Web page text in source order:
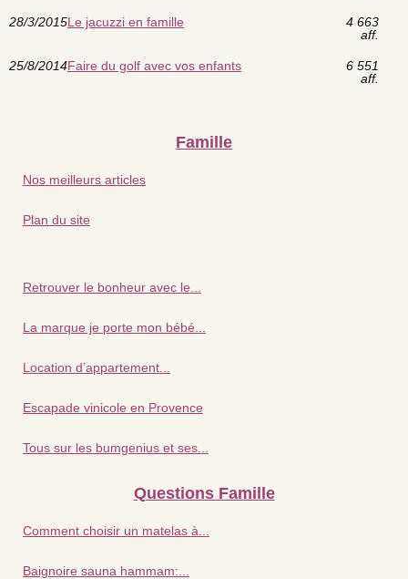
28/3/2015Le jacuzzi en famille
4 663
aff.
25/8/2014Faire du golf avec vos enfants
6 551
aff.
Famille
Nos meilleurs articles
Plan du site
Retrouver le bonheur avec le...
La marque je porte mon bébé...
Location d’appartement...
Escapade vinicole en Provence
Tous sur les bumgenius et ses...
Questions Famille
Comment choisir un matelas à...
Baignoire sauna hammam:...